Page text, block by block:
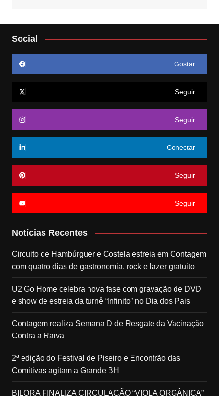
Social
Gostar
Seguir
Seguir
Conectar
Seguir
Seguir
Notícias Recentes
Circuito de Hambúrguer e Costela estreia em Contagem
com quatro dias de gastronomia, rock e lazer gratuito
U2 Go Home celebra nova fase com gravação de DVD
e show de estreia da turnê “Infinito” no Dia dos Pais
Contagem realiza Semana D de Resgate da Vacinação
Contra a Raiva
2ª edição do Festival de Piseiro e Encontrão das
Comitivas agitam a Grande BH
BILORA FINALIZA CIRCULAÇÃO “VIOLA ORGÂNICA”